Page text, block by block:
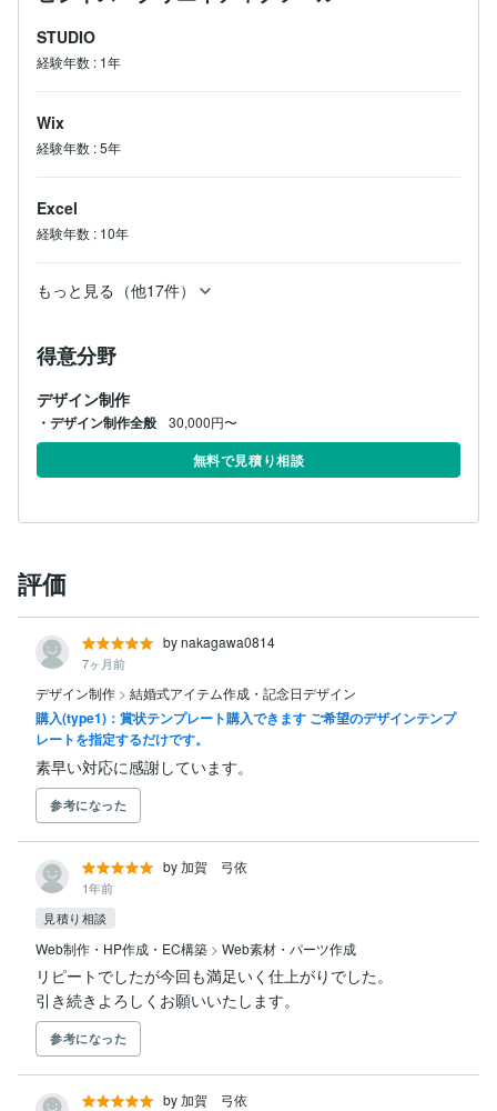
STUDIO
経験年数 : 1年
Wix
経験年数 :5年
Excel
経験年数 : 10年
もっと見る（他17件）
得意分野
デザイン制作
・デザイン制作全般 30,000円〜
無料で見積り相談
評価
by nakagawa0814
7ヶ月前
デザイン制作 > 結婚式アイテム作成・記念日デザイン
購入(type1)：賞状テンプレート購入できます ご希望のデザインテンプ
レートを指定するだけです。
素早い対応に感謝しています。
参考になった
by 加賀 弓依
1年前
見積り相談
Web制作・HP作成・EC構築 > Web素材・パーツ作成
リピートでしたが今回も満足いく仕上がりでした。
引き続きよろしくお願いいたします。
参考になった
by 加賀 弓依